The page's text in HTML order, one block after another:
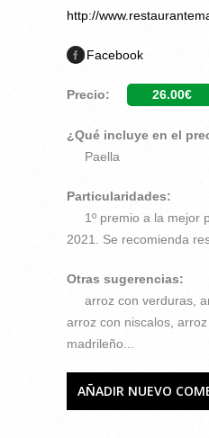
http://
Facebook
Precio: 26.00€
¿Qué incluye en el
Paella
Particularidades:
1º premio a la mejor
2021. Se recomienda
Otras sugerencias:
arroz con verduras,
arroz con niscalos,
madrileño...
AÑADIR NUEVO